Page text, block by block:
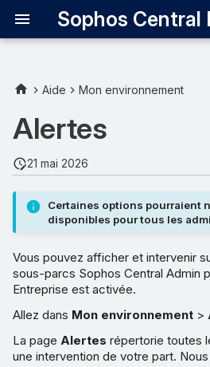
événements
Alertes résolues
automatiquement
Voir le détail des alertes
Filtrer les alertes
Aide Mon environnement
Alertes
21 mai 2026
Certaines options pourraient
disponibles pour tous les
Vous pouvez afficher et intervenir
sous-parcs Sophos Central Admin
Entreprise est activée.
Allez dans Mon environnement >
La page Alertes répertorie toutes
une intervention de votre part.